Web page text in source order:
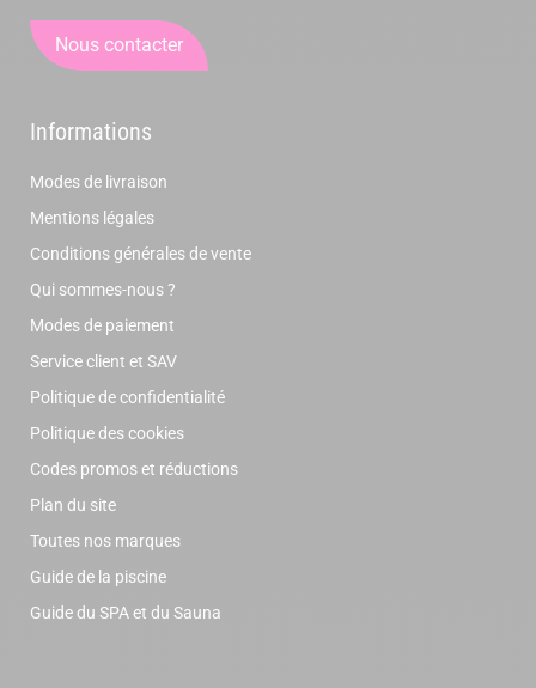
Nous contacter
Informations
Modes de livraison
Mentions légales
Conditions générales de vente
Qui sommes-nous ?
Modes de paiement
Service client et SAV
Politique de confidentialité
Politique des cookies
Codes promos et réductions
Plan du site
Toutes nos marques
Guide de la piscine
Guide du SPA et du Sauna